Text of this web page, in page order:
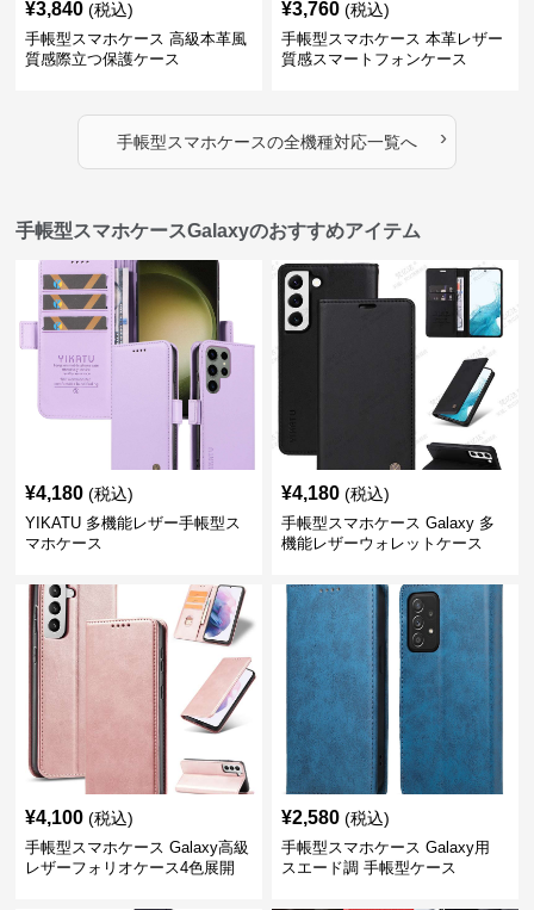
¥3,840 (税込)
手帳型スマホケース 高級本革風
質感際立つ保護ケース
¥3,760 (税込)
手帳型スマホケース 本革レザー
質感スマートフォンケース
手帳型スマホケースの全機種対応一覧へ ›
手帳型スマホケースGalaxyのおすすめアイテム
¥4,180 (税込)
YIKATU 多機能レザー手帳型ス
マホケース
¥4,180 (税込)
手帳型スマホケース Galaxy 多
機能レザーウォレットケース
¥4,100 (税込)
手帳型スマホケース Galaxy高級
レザーフォリオケース4色展開
¥2,580 (税込)
手帳型スマホケース Galaxy用
スエード調 手帳型ケース